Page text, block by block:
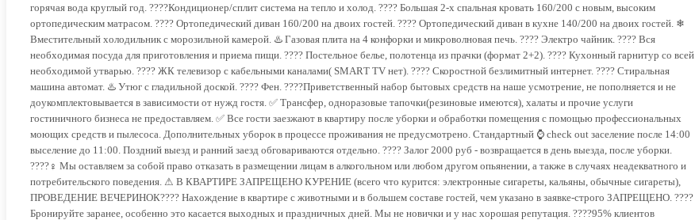
горячая вода круглый год. ????Кондиционер/сплит система на тепло и холод. ???? Большая 2-х спальная кровать 160/200 с новым, высоким
ортопедическим матрасом. ????️ Ортопедический диван 160/200 на двоих гостей. ????️ Ортопедический диван в кухне 140/200 на двоих гостей. ❄
Вместительный холодильник с морозильной камерой. ♨️ Газовая плита на 4 конфорки и микроволновая печь. ???? Электро чайник. ???? Вся
необходимая посуда для приготовления и приема пищи. ???? Постельное белье, полотенца из прачки (формат 2+2). ???? Кухонный гарнитур со всей
необходимой утварью. ???? ЖК телевизор с кабельными каналами( SМАRТ ТV нет). ???? Скоростной безлимитный интернет. ???? Стиральная
машина автомат. ♨️ Утюг с гладильной доской. ???? Фен. ????Приветственный набор бытовых средств на наше усмотрение, не пополняется и не
доукомплектовывается в зависимости от нужд гостя. ✅ Трансфер, одноразовые тапочки(резиновые имеются), халаты и прочие услуги
гостиничного бизнеса не предоставляем. ✅ Все гости заезжают в квартиру после уборки и обработки помещения с помощью профессиональных
моющих средств и пылесоса. Дополнительных уборок в процессе проживания не предусмотрено. Стандартный ⌚ сhесk оut заселение после 14:00
выселение до 11:00. Поздний выезд и ранний заезд обговариваются отдельно. ???? Залог 2000 руб - возвращается в день выезда, после уборки.
????‍♀️ Мы оставляем за собой право отказать в размещении лицам в алкогольном или любом другом опьянении, а также в случаях неадекватного и
потребительского поведения. ⚠ В КВАРТИРЕ ЗАПРЕЩЕНО КУРЕНИЕ (всего что курится: электронные сигареты, кальяны, обычные сигареты),
ПРОВЕДЕНИЕ ВЕЧЕРИНОК???? Нахождение в квартире с животными и в большем составе гостей, чем указано в заявке-строго ЗАПРЕЩЕНО. ????
Бронируйте заранее, особенно это касается выходных и праздничных дней. Мы не новички и у нас хорошая репутация. ????95% клиентов